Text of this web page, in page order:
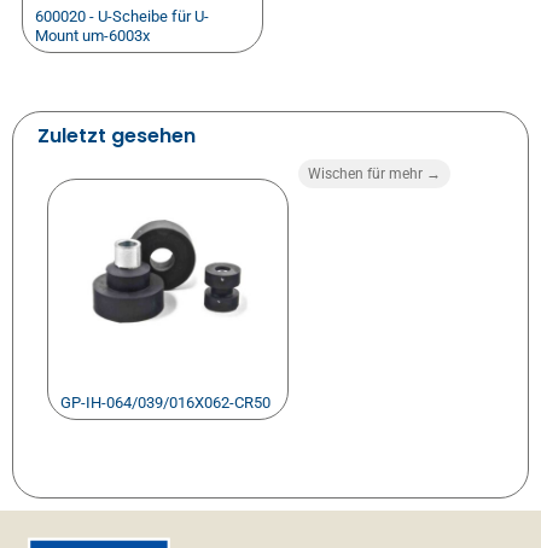
600020 - U-Scheibe für U-
Mount um-6003x
Zuletzt gesehen
Wischen für mehr →
GP-IH-064/039/016X062-CR50